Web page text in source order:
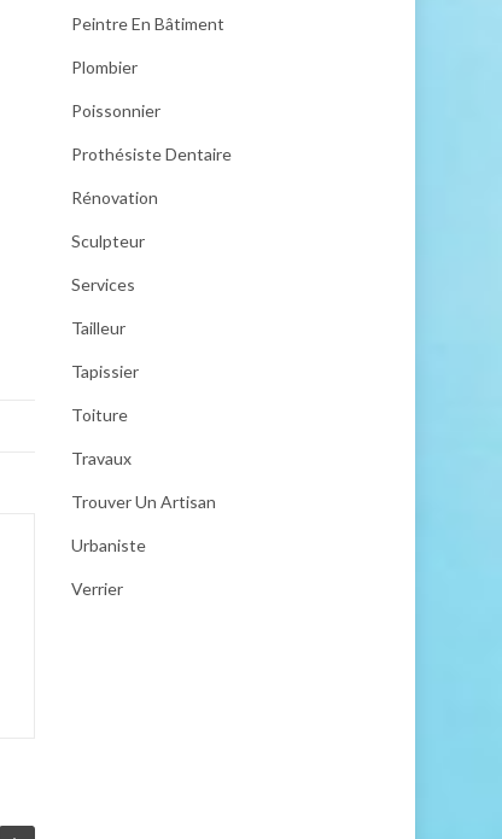
Peintre En Bâtiment
Plombier
Poissonnier
Prothésiste Dentaire
Rénovation
Sculpteur
Services
Tailleur
Tapissier
Toiture
Travaux
Trouver Un Artisan
Urbaniste
Verrier